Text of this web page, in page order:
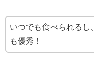
いつでも食べられるし
も優秀！